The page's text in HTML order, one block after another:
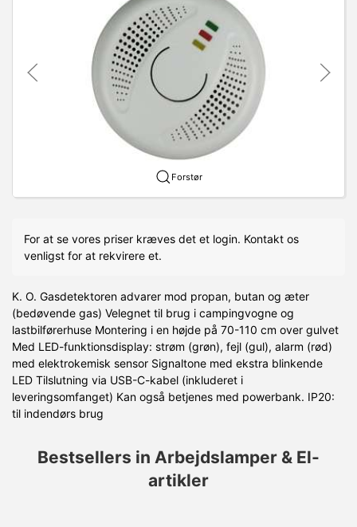
Forstør
For at se vores priser kræves det et login. Kontakt os
venligst for at rekvirere et.
K. O. Gasdetektoren advarer mod propan, butan og æter
(bedøvende gas) Velegnet til brug i campingvogne og
lastbilførerhuse Montering i en højde på 70-110 cm over gulvet
Med LED-funktionsdisplay: strøm (grøn), fejl (gul), alarm (rød)
med elektrokemisk sensor Signaltone med ekstra blinkende
LED Tilslutning via USB-C-kabel (inkluderet i
leveringsomfanget) Kan også betjenes med powerbank. IP20:
til indendørs brug
Bestsellers in Arbejdslamper & El-
artikler